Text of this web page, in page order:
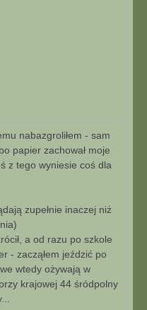
nabazgroliłem - sam
papier zachował moje
z tego wyniesie coś dla
zupełnie inaczej niż
a od razu po szkole
- zacząłem jeździć po
wtedy ożywają w
krajowej 44 śródpolny